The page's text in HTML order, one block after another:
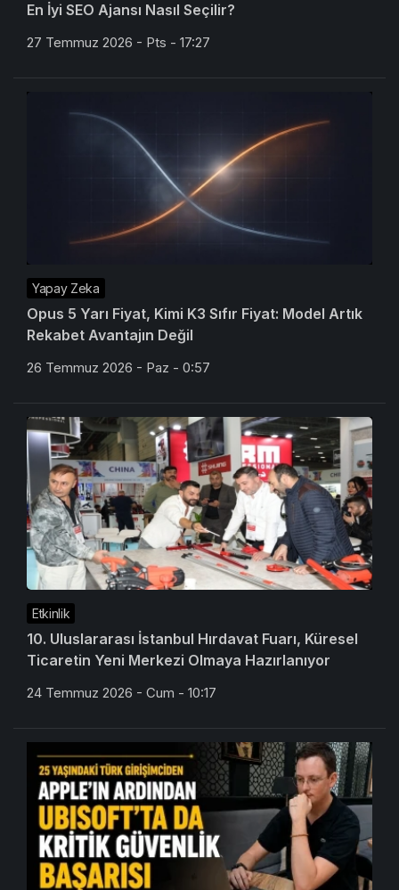
En İyi SEO Ajansı Nasıl Seçilir?
27 Temmuz 2026 - Pts - 17:27
Yapay Zeka
Opus 5 Yarı Fiyat, Kimi K3 Sıfır Fiyat: Model Artık
Rekabet Avantajın Değil
26 Temmuz 2026 - Paz - 0:57
Etkinlik
10. Uluslararası İstanbul Hırdavat Fuarı, Küresel
Ticaretin Yeni Merkezi Olmaya Hazırlanıyor
24 Temmuz 2026 - Cum - 10:17